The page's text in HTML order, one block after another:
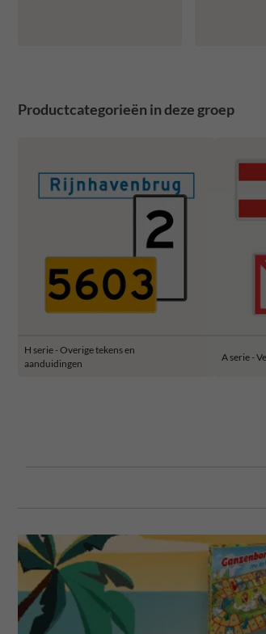
Productcategorieën in deze groep
H serie - Overige tekens en
aanduidingen
A serie -